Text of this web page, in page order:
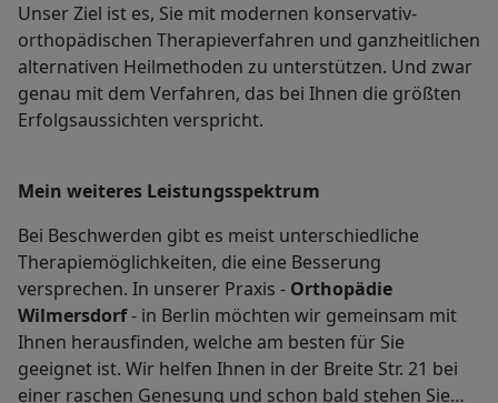
Unser Ziel ist es, Sie mit modernen konservativ-
orthopädischen Therapieverfahren und ganzheitlichen
alternativen Heilmethoden zu unterstützen. Und zwar
genau mit dem Verfahren, das bei Ihnen die größten
Erfolgsaussichten verspricht.
Mein weiteres Leistungs­spektrum
Bei Beschwerden gibt es meist unterschiedliche
Therapiemöglichkeiten, die eine Besserung
versprechen. In unserer Praxis - Orthopädie
Wilmersdorf- in Berlin möchten wir gemeinsam mit
Ihnen herausfinden, welche am besten für Sie
geeignet ist. Wir helfen Ihnen in der Breite Str. 21 bei
einer raschen Genesung und schon bald stehen Sie